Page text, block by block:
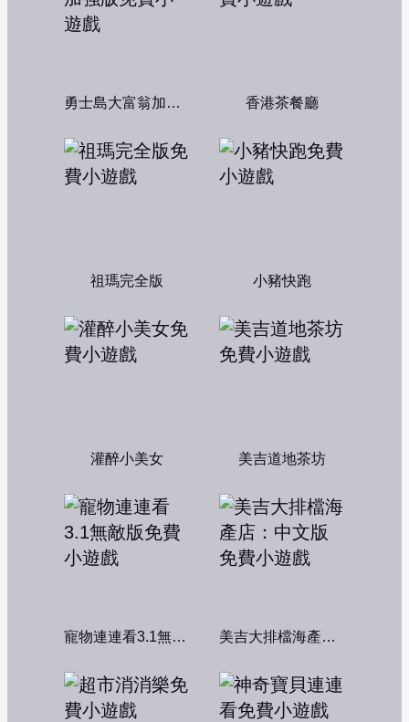
勇士島大富翁加強版 香港茶餐廳
祖瑪完全版 小豬快跑
灌醉小美女 美吉道地茶坊
寵物連連看3.1無敵版 美吉大排檔海產店：中文版